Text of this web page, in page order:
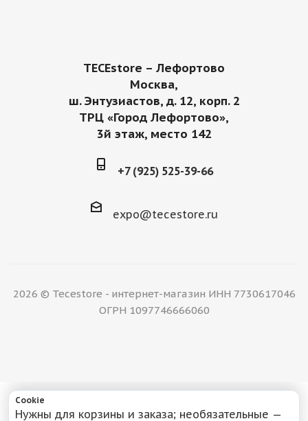
TECEstore – Лефортово
Москва,
ш. Энтузиастов, д. 12, корп. 2
ТРЦ «Город Лефортово»,
3й этаж, место 142
+7 (925) 525-39-66
expo@tecestore.ru
2026 © Tecestore - интернет-магазин ИНН 7730617046
ОГРН 1097746666060
Cookie
Нужны для корзины и заказа; необязательные —